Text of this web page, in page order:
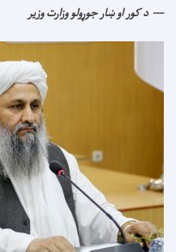
د کور او ښار جوړولو وزارت وزیر